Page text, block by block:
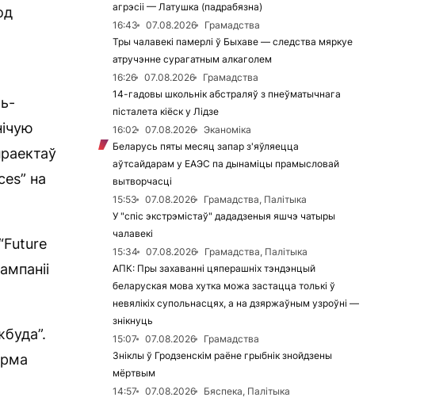
на
агрэсіі — Латушка (падрабязна)
16:43
07.08.2026
Грамадства
Тры чалавекі памерлі ў Быхаве — следства мяркуе
атручэнне сурагатным алкаголем
16:26
07.08.2026
Грамадства
14-гадовы школьнік абстраляў з пнеўматычнага
пісталета кіёск у Лідзе
16:02
07.08.2026
Эканоміка
Беларусь пяты месяц запар з'яўляецца
аўтсайдарам у ЕАЭС па дынаміцы прамысловай
вытворчасці
15:53
07.08.2026
Грамадства, Палітыка
У "спіс экстрэмістаў" дададзеныя яшчэ чатыры
чалавекі
15:34
07.08.2026
Грамадства, Палітыка
АПК: Пры захаванні цяперашніх тэндэнцый
беларуская мова хутка можа застацца толькі ў
невялікіх супольнасцях, а на дзяржаўным узроўні —
знікнуць
15:07
07.08.2026
Грамадства
Зніклы ў Гродзенскім раёне грыбнік знойдзены
мёртвым
14:57
07.08.2026
Бяспека, Палітыка